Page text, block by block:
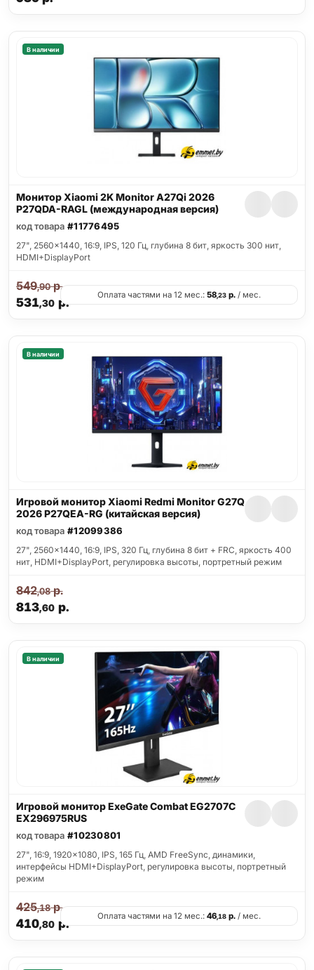
В наличии
Монитор Xiaomi 2K Monitor A27Qi 2026
P27QDA-RAGL (международная версия)
код товара #11776495
27", 2560x1440, 16:9, IPS, 120 Гц, глубина 8 бит, яркость 300 нит,
HDMI+DisplayPort
531,30р.
549,90р.
Оплата частями на 12 мес.: 58,23 р. / мес.
В наличии
Игровой монитор Xiaomi Redmi Monitor G27Q
2026 P27QEA-RG (китайская версия)
код товара #12099386
27", 2560x1440, 16:9, IPS, 320 Гц, глубина 8 бит + FRC, яркость 400
нит, HDMI+DisplayPort, регулировка высоты, портретный режим
813,60р.
842,08р.
В наличии
Игровой монитор ExeGate Combat EG2707C
EX296975RUS
код товара #10230801
27", 16:9, 1920x1080, IPS, 165 Гц, AMD FreeSync, динамики,
интерфейсы HDMI+DisplayPort, регулировка высоты, портретный
режим
410,80р.
425,18р.
Оплата частями на 12 мес.: 46,18 р. / мес.